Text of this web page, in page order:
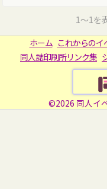
1～1を
ホーム これからのイ
同人誌印刷所リンク集
©2026 同人イ